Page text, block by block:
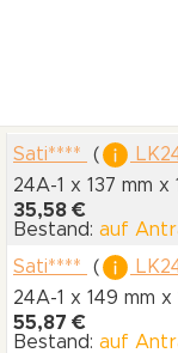
Sati**** (
24A-1 x 137 mm x
35,58 €
Bestand: auf
Sati****
(
24A-1 x 149 mm x
55,87 €
Bestand: auf